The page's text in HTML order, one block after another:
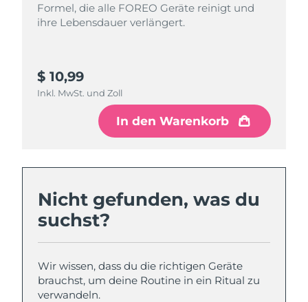
Formel, die alle FOREO Geräte reinigt und
ihre Lebensdauer verlängert.
$ 10,99
Inkl. MwSt. und Zoll
In den Warenkorb
Nicht gefunden, was du
suchst?
Wir wissen, dass du die richtigen Geräte
brauchst, um deine Routine in ein Ritual zu
verwandeln.